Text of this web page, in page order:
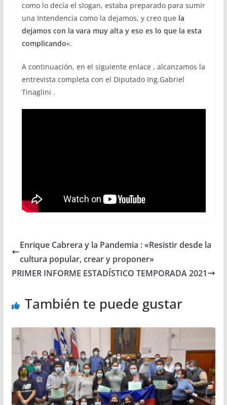
como lo decía el slogan, estaba preparado para sumir
una Intendencia como la dejamos, y creo que la
dejamos con la vara muy alta y eso es lo que la esta
complicando«.
A continuación, en el siguiente enlace , alcanzamos la
entrevista completa con el Diputado Ing.Gabriel
Tinaglini .
Enrique Cabrera y la Pandemia : «Resistir desde la
cultura popular, crear y proponer»
PRIMER INFORME ESTADÍSTICO TEMPORADA 2021
También te puede gustar